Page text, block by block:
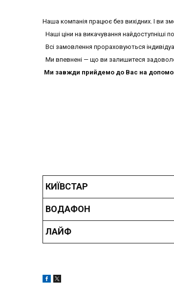
Наша компанія працює без вихідних. І ви
Наші ціни на викачування найдоступніші по
Всі замовлення прораховуються
Ми впевнені — що ви залишитеся
Ми завжди прийдемо до Вас на
КИЇВСТАР
ВОДАФОН
ЛАЙФ